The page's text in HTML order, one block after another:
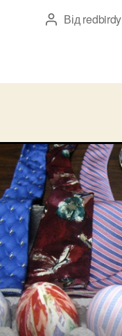
Автор
Від redbirdy